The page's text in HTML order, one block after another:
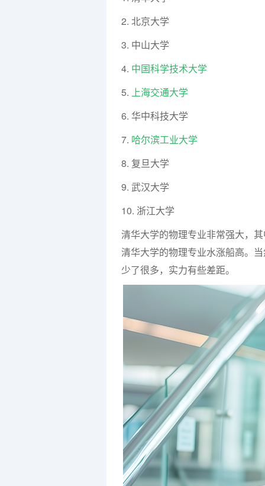
2. 北京大学
3. 中山大学
4. 中国科学技术大学
5. 上海交通大学
6. 华中科技大学
7. 哈尔滨工业大学
8. 复旦大学
9. 武汉大学
10. 浙江大学
清华大学的物理专业非常强大，
清华大学的物理专业水涨船高。
少了很多，实力有些差距。